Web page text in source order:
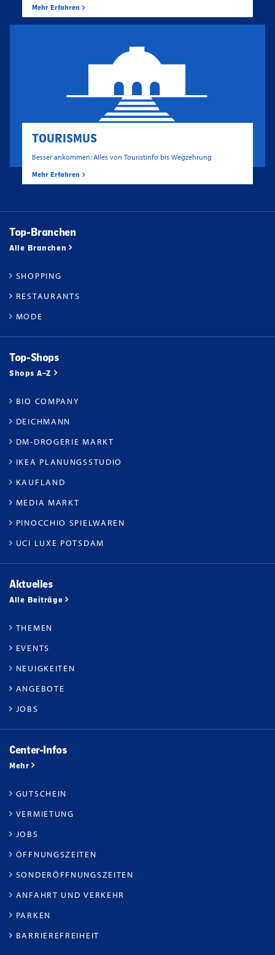
Mehr Erfahren
TOURISMUS
Besser ankommen: Alles von Touristinfo bis Wegzehrung
Mehr Erfahren
Top-Branchen
Alle Branchen
SHOPPING
RESTAURANTS
MODE
Top-Shops
Shops A–Z
BIO COMPANY
DEICHMANN
DM-DROGERIE MARKT
IKEA PLANUNGSSTUDIO
KAUFLAND
MEDIA MARKT
PINOCCHIO SPIELWAREN
UCI LUXE POTSDAM
Aktuelles
Alle Beiträge
THEMEN
EVENTS
NEUIGKEITEN
ANGEBOTE
JOBS
Center-Infos
Mehr
GUTSCHEIN
VERMIETUNG
JOBS
ÖFFNUNGSZEITEN
SONDERÖFFNUNGSZEITEN
ANFAHRT UND VERKEHR
PARKEN
BARRIEREFREIHEIT